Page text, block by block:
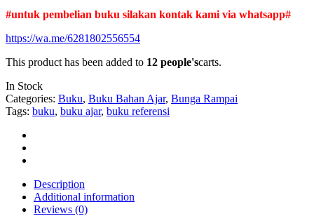
#untuk pembelian buku silakan kontak kami via whatsapp#
https://wa.me/6281802556554
This product has been added to 12 people'scarts.
In Stock
Categories: Buku, Buku Bahan Ajar, Bunga Rampai
Tags: buku, buku ajar, buku referensi
Description
Additional information
Reviews (0)